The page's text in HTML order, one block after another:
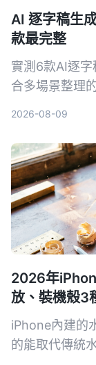
AI 逐字稿生
款最完整
實測6款AI逐
合多場景整理
2026-08-09
2026年
放、裝機殼3
iPhone內建的
的能取代傳統